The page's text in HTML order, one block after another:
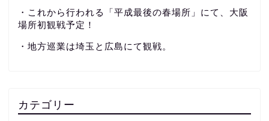
・これから行われる「平成最後の春場所」にて、大阪
場所初観戦予定！
・地方巡業は埼玉と広島にて観戦。
カテゴリー